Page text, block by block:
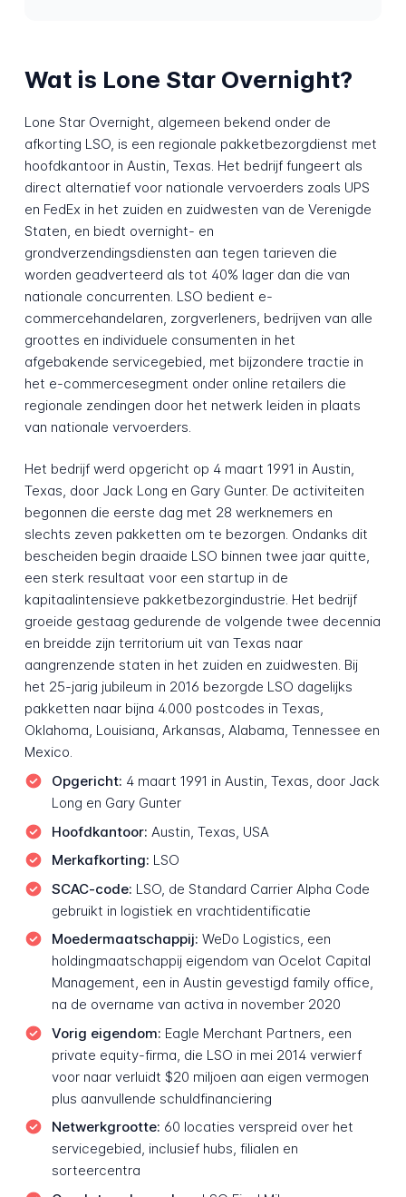
Wat is Lone Star Overnight?
Lone Star Overnight, algemeen bekend onder de
afkorting LSO, is een regionale pakketbezorgdienst met
hoofdkantoor in Austin, Texas. Het bedrijf fungeert als
direct alternatief voor nationale vervoerders zoals UPS
en FedEx in het zuiden en zuidwesten van de Verenigde
Staten, en biedt overnight- en
grondverzendingsdiensten aan tegen tarieven die
worden geadverteerd als tot 40% lager dan die van
nationale concurrenten. LSO bedient e-
commercehandelaren, zorgverleners, bedrijven van alle
groottes en individuele consumenten in het
afgebakende servicegebied, met bijzondere tractie in
het e-commercesegment onder online retailers die
regionale zendingen door het netwerk leiden in plaats
van nationale vervoerders.
Het bedrijf werd opgericht op 4 maart 1991 in Austin,
Texas, door Jack Long en Gary Gunter. De activiteiten
begonnen die eerste dag met 28 werknemers en
slechts zeven pakketten om te bezorgen. Ondanks dit
bescheiden begin draaide LSO binnen twee jaar quitte,
een sterk resultaat voor een startup in de
kapitaalintensieve pakketbezorgindustrie. Het bedrijf
groeide gestaag gedurende de volgende twee decennia
en breidde zijn territorium uit van Texas naar
aangrenzende staten in het zuiden en zuidwesten. Bij
het 25-jarig jubileum in 2016 bezorgde LSO dagelijks
pakketten naar bijna 4.000 postcodes in Texas,
Oklahoma, Louisiana, Arkansas, Alabama, Tennessee en
Mexico.
Opgericht: 4 maart 1991 in Austin, Texas, door Jack
Long en Gary Gunter
Hoofdkantoor: Austin, Texas, USA
Merkafkorting: LSO
SCAC-code: LSO, de Standard Carrier Alpha Code
gebruikt in logistiek en vrachtidentificatie
Moedermaatschappij: WeDo Logistics, een
holdingmaatschappij eigendom van Ocelot Capital
Management, een in Austin gevestigd family office,
na de overname van activa in november 2020
Vorig eigendom: Eagle Merchant Partners, een
private equity-firma, die LSO in mei 2014 verwierf
voor naar verluidt $20 miljoen aan eigen vermogen
plus aanvullende schuldfinanciering
Netwerkgrootte: 60 locaties verspreid over het
servicegebied, inclusief hubs, filialen en
sorteercentra